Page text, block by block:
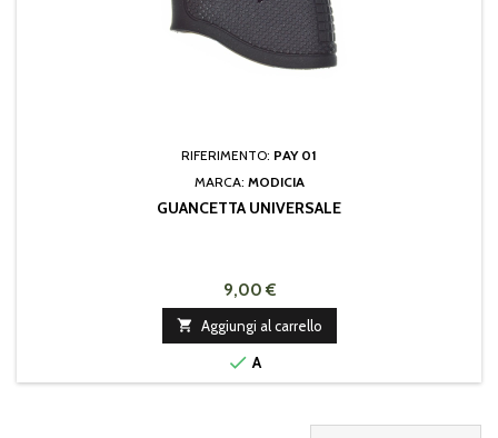
RIFERIMENTO: PAY 01
MARCA: MODICIA
GUANCETTA UNIVERSALE
9,00 €
 Aggiungi al carrello
 A